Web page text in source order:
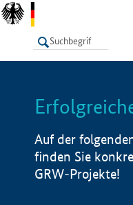
LISTE
Auf der
finden Sie
GRW-Projekte!